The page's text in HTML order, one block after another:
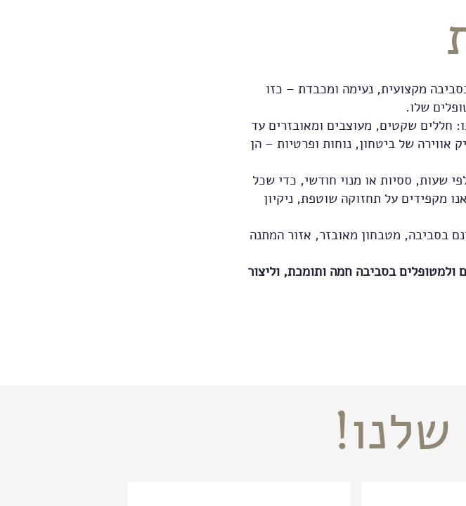
מקצועית, נעימה ומכבדת – כזו
שלו.
חללים שקטים, מעוצבים ומאובזרים עד
אווירה של ביטחון, נוחות ופרטיות – הן
שעות, ססיות או מנוי חודשי, כדי שכל
מקפידים על תחזוקה שוטפת, ניקיון
בסביבה, מטבחון מאובזר, אזור המתנה
ולמטופלים בסביבה חמה ותומכת, וליצור
שלנו!